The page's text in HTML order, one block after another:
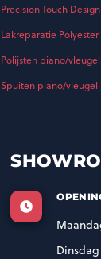
Precision Touch Design
Lakreparatie Polyester
Polijsten piano/vleugel
Spuiten piano/vleugel
Dinsdag